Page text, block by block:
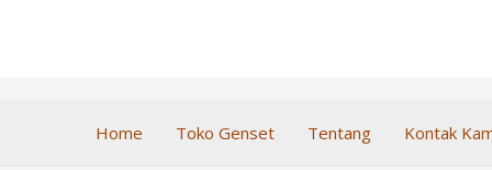
Home Toko Genset Tentang Kontak